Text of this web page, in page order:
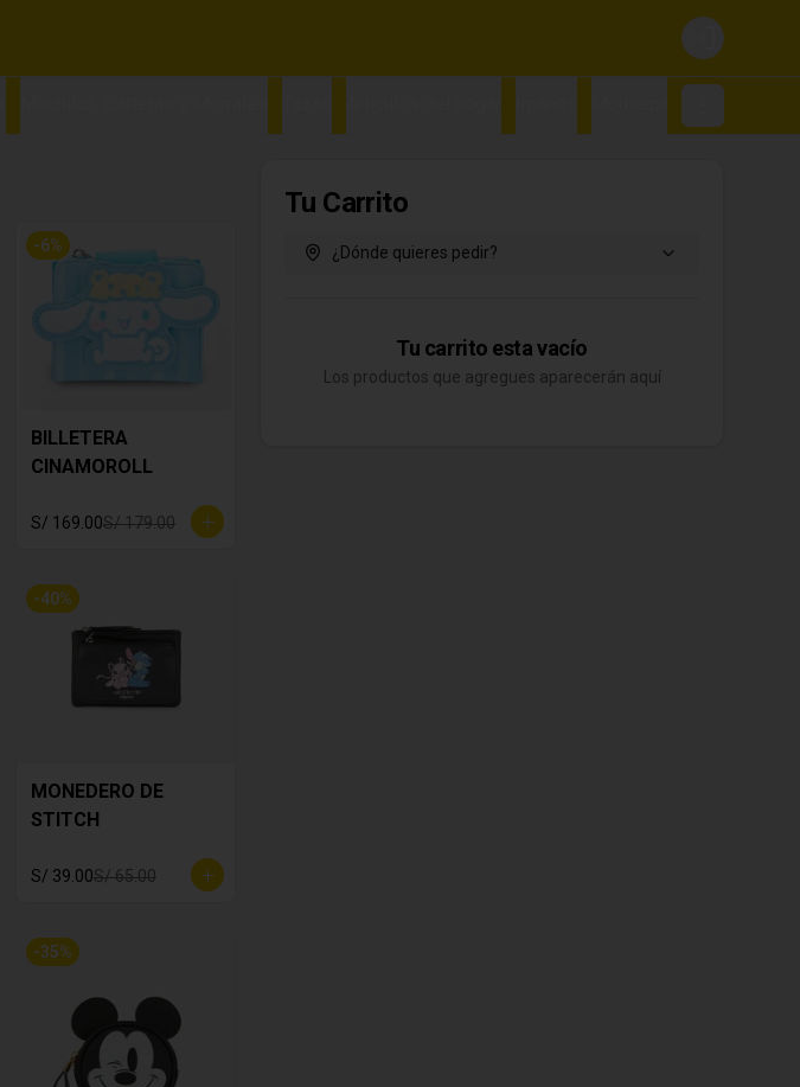
Login
-6%
BILLETERA
CINAMOROLL
S/ 169.00S/ 179.00
-40%
MONEDERO DE
STITCH
S/ 39.00S/ 65.00
-35%
Tu Carrito
¿Dónde quieres pedir?
Tu carrito esta vacío
Los productos que agregues aparecerán aquí